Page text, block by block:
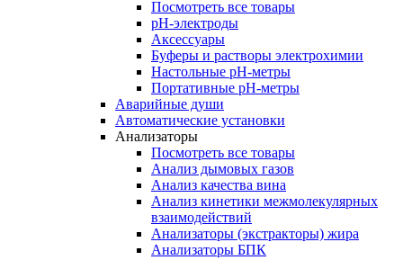
Посмотреть все товары
pH-электроды
Аксессуары
Буферы и растворы электрохимии
Настольные рН-метры
Портативные рН-метры
Аварийные души
Автоматические установки
Анализаторы
Посмотреть все товары
Анализ дымовых газов
Анализ качества вина
Анализ кинетики межмолекулярных
взаимодействий
Анализаторы (экстракторы) жира
Анализаторы БПК